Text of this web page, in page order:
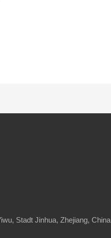
Stadt Jinhua, Zhejiang, China